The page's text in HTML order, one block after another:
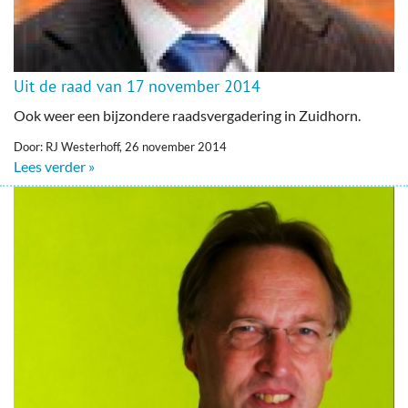
Uit de raad van 17 november 2014
Ook weer een bijzondere raadsvergadering in Zuidhorn.
Door: RJ Westerhoff, 26 november 2014
Lees verder »